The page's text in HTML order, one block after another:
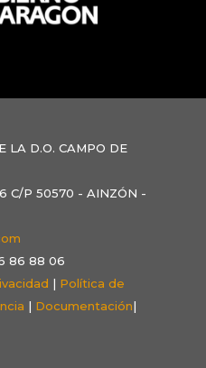
LA D.O. CAMPO DE
C/P 50570 - AINZÓN -
86 88 06
| Política de
| Documentación|